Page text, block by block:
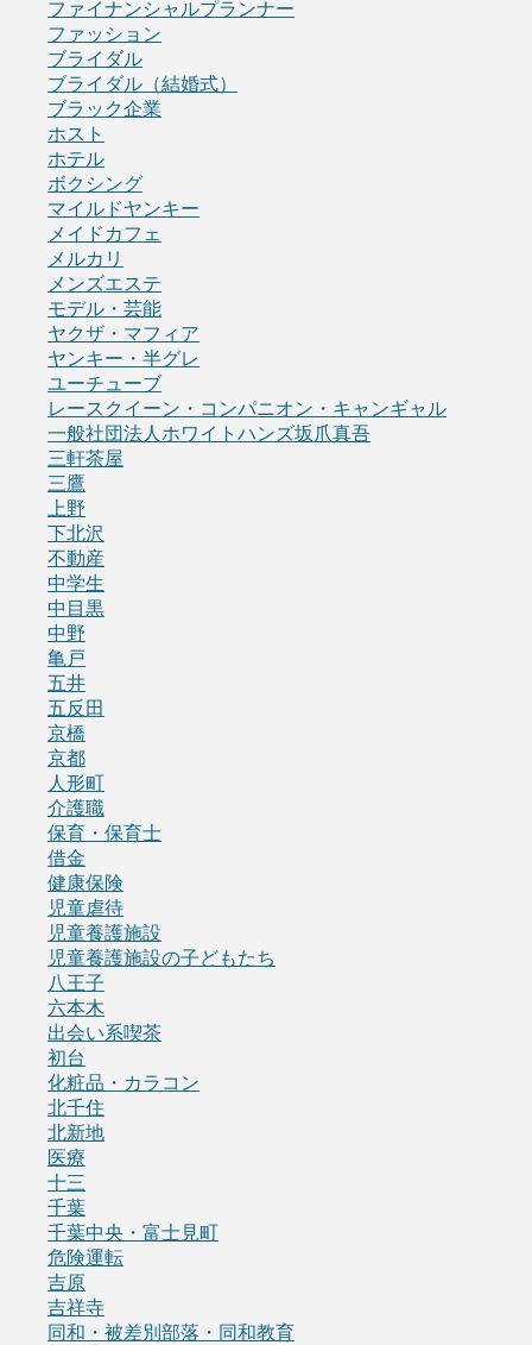
ファイナンシャルプランナー
ファッション
ブライダル
ブライダル（結婚式）
ブラック企業
ホスト
ホテル
ボクシング
マイルドヤンキー
メイドカフェ
メルカリ
メンズエステ
モデル・芸能
ヤクザ・マフィア
ヤンキー・半グレ
ユーチューブ
レースクイーン・コンパニオン・キャンギャル
一般社団法人ホワイトハンズ坂爪真吾
三軒茶屋
三鷹
上野
下北沢
不動産
中学生
中目黒
中野
亀戸
五井
五反田
京橋
京都
人形町
介護職
保育・保育士
借金
健康保険
児童虐待
児童養護施設
児童養護施設の子どもたち
八王子
六本木
出会い系喫茶
初台
化粧品・カラコン
北千住
北新地
医療
十三
千葉
千葉中央・富士見町
危険運転
吉原
吉祥寺
同和・被差別部落・同和教育